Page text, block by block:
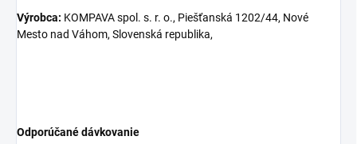
Výrobca: KOMPAVA spol. s. r. o., Piešťanská 1202/44, Nové
Mesto nad Váhom, Slovenská republika,
Odporúčané dávkovanie